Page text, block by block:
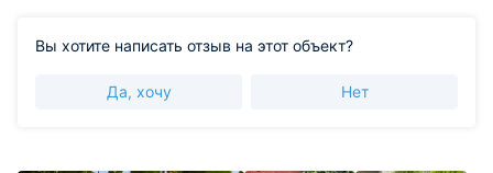
Вы хотите написать отзыв на этот объект?
Да, хочу Нет